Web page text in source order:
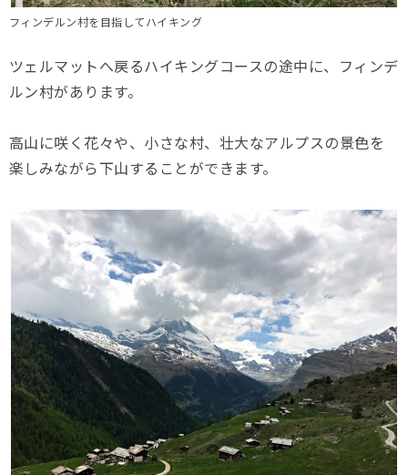
フィンデルン村を目指してハイキング
ツェルマットへ戻るハイキングコースの途中に、フィンデ
ルン村があります。
高山に咲く花々や、小さな村、壮大なアルプスの景色を
楽しみながら下山することができます。